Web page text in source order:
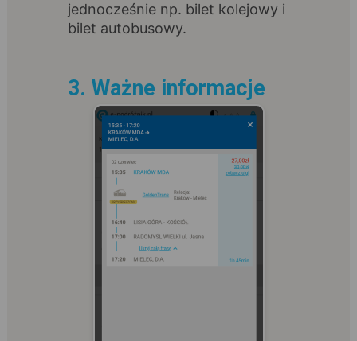
jednocześnie np. bilet kolejowy i
bilet autobusowy.
3. Ważne informacje